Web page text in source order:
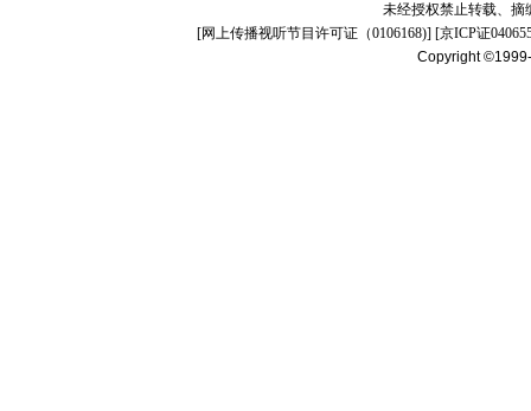
未经授权禁止转载、摘
[网上传播视听节目许可证（0106168)] [京ICP证
Copyright